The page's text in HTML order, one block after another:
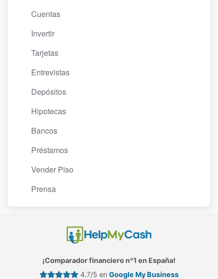
Cuentas
Invertir
Tarjetas
Entrevistas
Depósitos
Hipotecas
Bancos
Préstamos
Vender Piso
Prensa
¡Comparador financiero nº1 en España!
4.7/5 en Google My Business